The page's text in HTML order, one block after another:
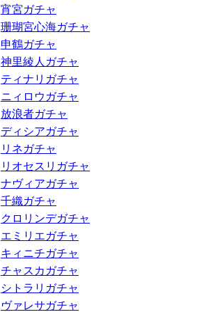
宵宮ガチャ
珊瑚宮心海ガチャ
申鶴ガチャ
神里綾人ガチャ
ティナリガチャ
ニィロウガチャ
放浪者ガチャ
ディシアガチャ
リネガチャ
リオセスリガチャ
ナヴィアガチャ
千織ガチャ
クロリンデガチャ
エミリエガチャ
キィニチガチャ
チャスカガチャ
シトラリガチャ
ヴァレサガチャ